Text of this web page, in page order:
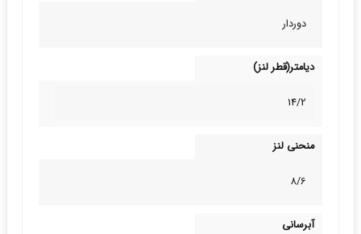
دوردار
دیامتر(قطر لنز)
14/2
منحنی لنز
8/6
آبرسانی